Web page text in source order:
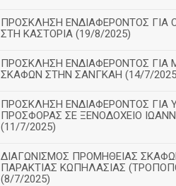
ΠΡΟΣΚΛΗΣΗ ΕΝΔΙΑΦΕΡΟΝΤΟΣ ΓΙΑ
ΣΤΗ ΚΑΣΤΟΡΙΑ (19/8/2025)
ΠΡΟΣΚΛΗΣΗ ΕΝΔΙΑΦΕΡΟΝΤΟΣ ΓΙΑ
ΣΚΑΦΩΝ ΣΤΗΝ ΣΑΝΓΚΑΗ (14/7/
ΠΡΟΣΚΛΗΣΗ ΕΝΔΙΑΦΕΡΟΝΤΟΣ ΓΙΑ
ΠΡΟΣΦΟΡΑΣ ΣΕ ΞΕΝΟΔΟΧΕΙΟ
(11/7/2025)
ΔΙΑΓΩΝΙΣΜΟΣ ΠΡΟΜΗΘΕΙΑΣ
ΠΑΡΑΚΤΙΑΣ ΚΩΠΗΛΑΣΙΑΣ
(8/7/2025)